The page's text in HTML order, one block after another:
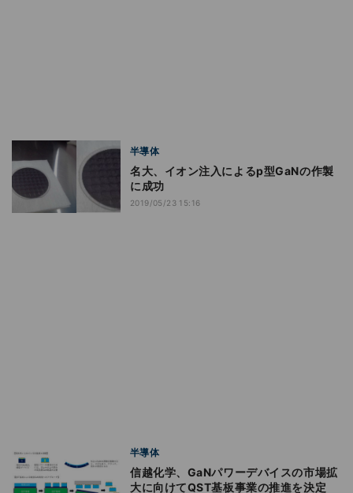
半導体
名大、イオン注入によるp型GaNの作製
に成功
2019/05/23 15:16
半導体
信越化学、GaNパワーデバイスの市場拡
大に向けてQST基板事業の推進を決定